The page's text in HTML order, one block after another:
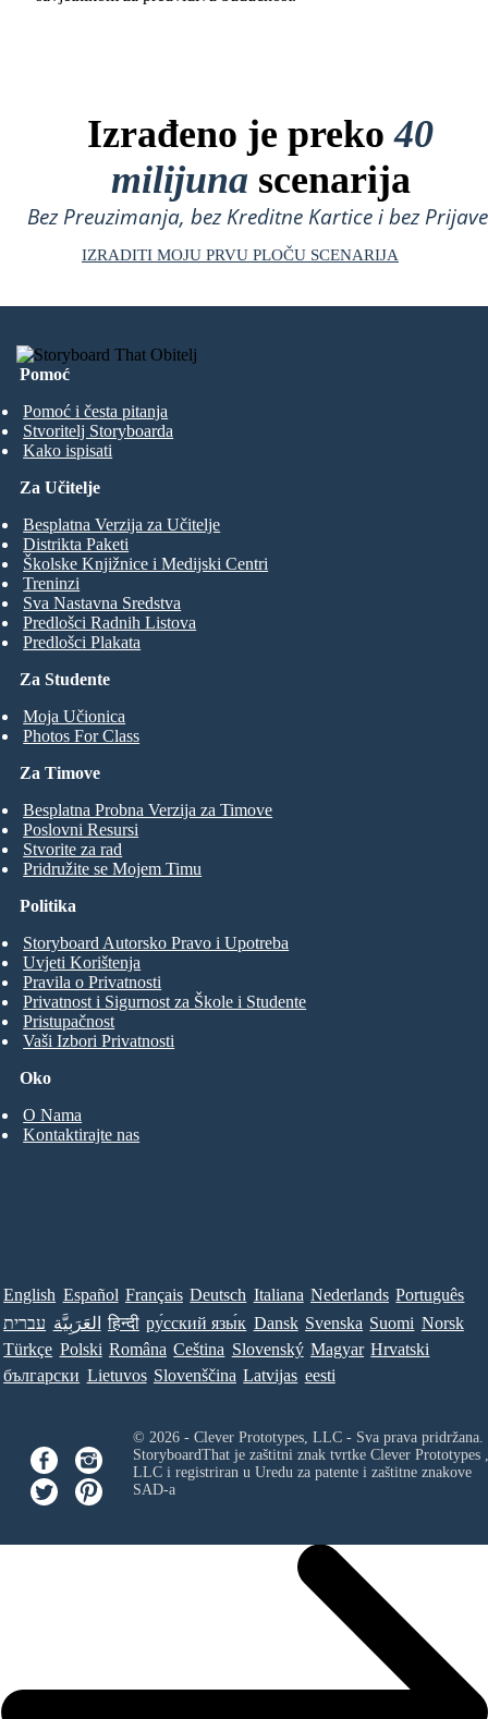
Izrađeno je preko40
milijuna scenarija
Bez Preuzimanja, bez Kreditne Kartice i bez
IZRADITI MOJU PRVU PLOČU SCENARIJA
Pomoć
Pomoć i česta pitanja
Stvoritelj Storyboarda
Kako ispisati
Za Studente
Moja Učionica
Photos For Class
Za Učitelje
Besplatna Verzija za Učitelje
Distrikta Paketi
Školske Knjižnice i Medijski Centri
Treninzi
Sva Nastavna Sredstva
Predlošci Radnih Listova
Predlošci Plakata
Za Timove
Besplatna Probna Verzija za Timove
Poslovni Resursi
Stvorite za rad
Pridružite se Mojem Timu
Oko
O Nama
Kontaktirajte nas
Politika
Storyboard Autorsko Pravo i Upotreba
Uvjeti Korištenja
Pravila o Privatnosti
Privatnost i Sigurnost za Škole i Studente
Pristupačnost
Vaši Izbori Privatnosti
English Español Français Deutsch Italiana Nederlands Português
עברית العَرَبِيَّة हिन्दी ру́сский язы́к Dansk Svenska Suomi Norsk
Türkçe Polski Româna Ceština Slovenský Magyar Hrvatski
български Lietuvos Slovenščina Latvijas eesti
© 2026 - Clever Prototypes, LLC - Sva prava pridržana.
StoryboardThat je zaštitni znak tvrtke Clever Prototypes ,
LLCi registriran u Uredu za patente i zaštitne znakove
SAD-a